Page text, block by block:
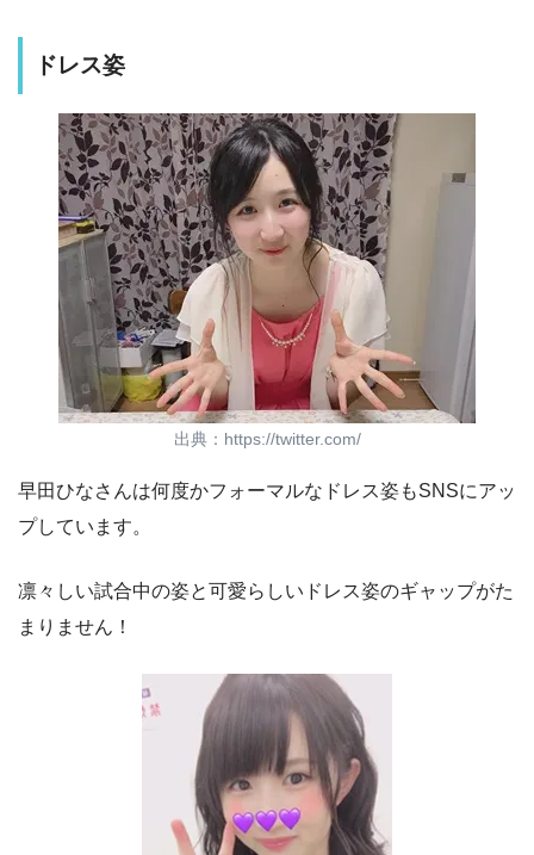
ドレス姿
出典：https://twitter.com/
早田ひなさんは何度かフォーマルなドレス姿もSNSにアッ
プしています。
凛々しい試合中の姿と可愛らしいドレス姿のギャップがた
まりません！